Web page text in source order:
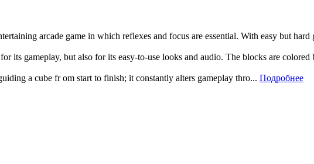
arcade game in which reflexes and focus are essential. With easy but
its gameplay, but also for its easy-to-use looks and audio. The blocks are
a cube fr om start to finish; it constantly alters gameplay thro... Подробнее